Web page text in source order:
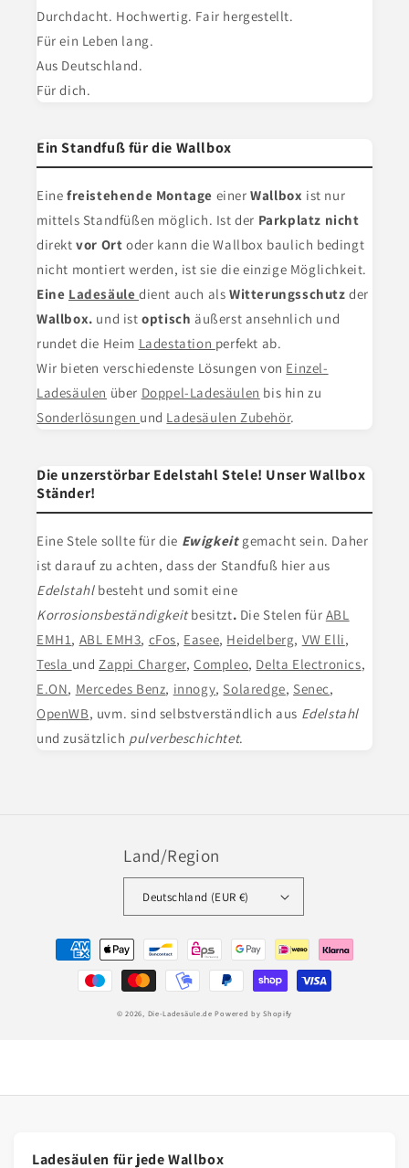
Durchdacht. Hochwertig. Fair hergestellt.
Für ein Leben lang.
Aus Deutschland.
Für dich.
Ein Standfuß für die Wallbox
Eine freistehende Montage einerWallbox ist nur
mittels Standfüßen möglich. Ist der Parkplatz nicht
direktvor Ortoder kann die Wallbox baulich bedingt
nicht montiert werden, ist sie die einzige Möglichkeit.
Eine Ladesäuledient auch alsWitterungsschutzder
Wallbox. und istoptischäußerst ansehnlich und
rundet die Heim Ladestation perfekt ab.
Wir bieten verschiedenste Lösungen von Einzel-
Ladesäulen über Doppel-Ladesäulen bis hin zu
Sonderlösungen und Ladesäulen Zubehör.
Die unzerstörbar Edelstahl Stele! Unser Wallbox
Ständer!
Eine Stele sollte für die Ewigkeit gemacht sein. Daher
ist darauf zu achten, dass der Standfuß hier aus
Edelstahlbesteht und somit eine
Korrosionsbeständigkeitbesitzt. Die Stelen für ABL
EMH1, ABL EMH3, cFos, Easee, Heidelberg, VW Elli,
Tesla undZappi Charger,Compleo, Delta Electronics,
E.ON, Mercedes Benz, innogy, Solaredge, Senec,
OpenWB, uvm. sind selbstverständlich aus Edelstahl
und zusätzlich pulverbeschichtet.
Land/Region
Deutschland (EUR €)
Zahlungsmethoden
© 2026, Die-Ladesäule.de Powered by Shopify
Ladesäulen für jede Wallbox